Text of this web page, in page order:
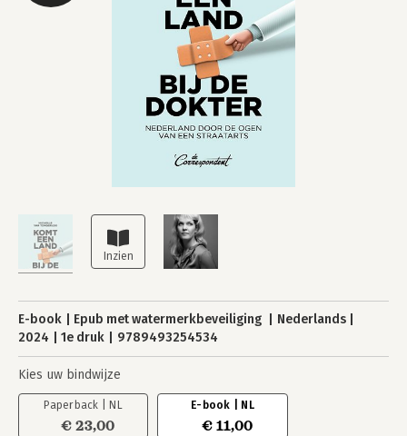
E-book Epub met watermerkbeveiliging
Nederlands
2024
1e druk 9789493254534
Kies uw bindwijze
Paperback | NL
€ 23,00
E-book | NL
€ 11,00